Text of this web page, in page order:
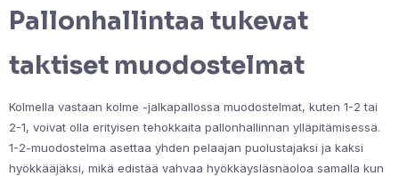
Pallonhallintaa tukevat
taktiset muodostelmat
Kolmella vastaan kolme -jalkapallossa muodostelmat, kuten 1-2 tai
2-1, voivat olla erityisen tehokkaita pallonhallinnan ylläpitämisessä.
1-2-muodostelma asettaa yhden pelaajan puolustajaksi ja kaksi
hyökkääjäksi, mikä edistää vahvaa hyökkäysläsnäoloa samalla kun